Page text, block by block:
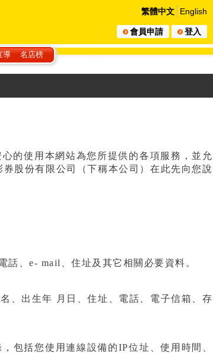
繁體中文 English
會員申請 登入
導 名店榜
的使用本網站為您所提供的各項服務，並允
股份有限公司（下稱本公司）在此先向您說
、e- mail、住址及其它相關必要資料。
、出生年 月日、住址、電話、電子信箱、存
包括您使用連線設備的IP位址、使用時間、